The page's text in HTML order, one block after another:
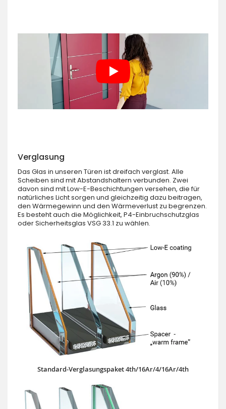
Verglasung
Das Glas in unseren Türen ist dreifach verglast. Alle
Scheiben sind mit Abstandshaltern verbunden. Zwei
davon sind mit Low-E-Beschichtungen versehen, die für
natürliches Licht sorgen und gleichzeitig dazu beitragen,
den Wärmegewinn und den Wärmeverlust zu begrenzen.
Es besteht auch die Möglichkeit, P4-Einbruchschutzglas
oder Sicherheitsglas VSG 33.1 zu wählen.
Standard-Verglasungspaket 4th/16Ar/4/16Ar/4th